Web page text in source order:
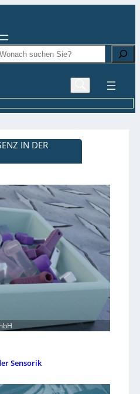
Search
IN DER
Sensorik